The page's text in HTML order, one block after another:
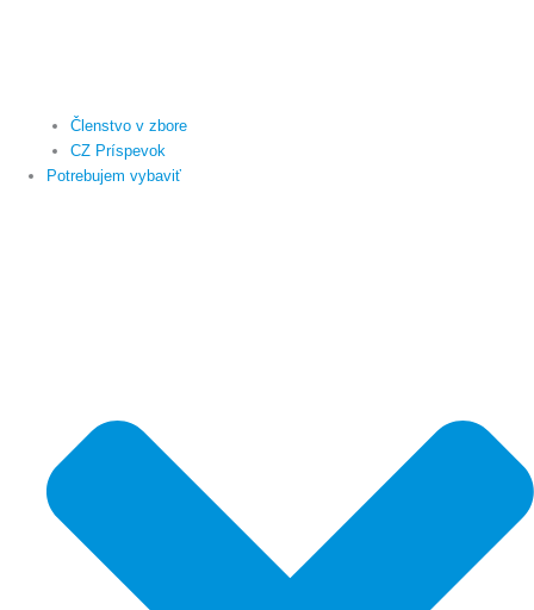
Členstvo v zbore
CZ Príspevok
Potrebujem vybaviť